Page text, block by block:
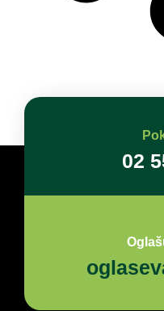
02